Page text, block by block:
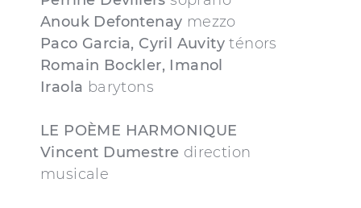
Anouk Defontenay mezzo
Paco Garcia, Cyril Auvity ténors
Romain Bockler, Imanol
Iraola barytons
LE POÈME HARMONIQUE
Vincent Dumestre direction
musicale